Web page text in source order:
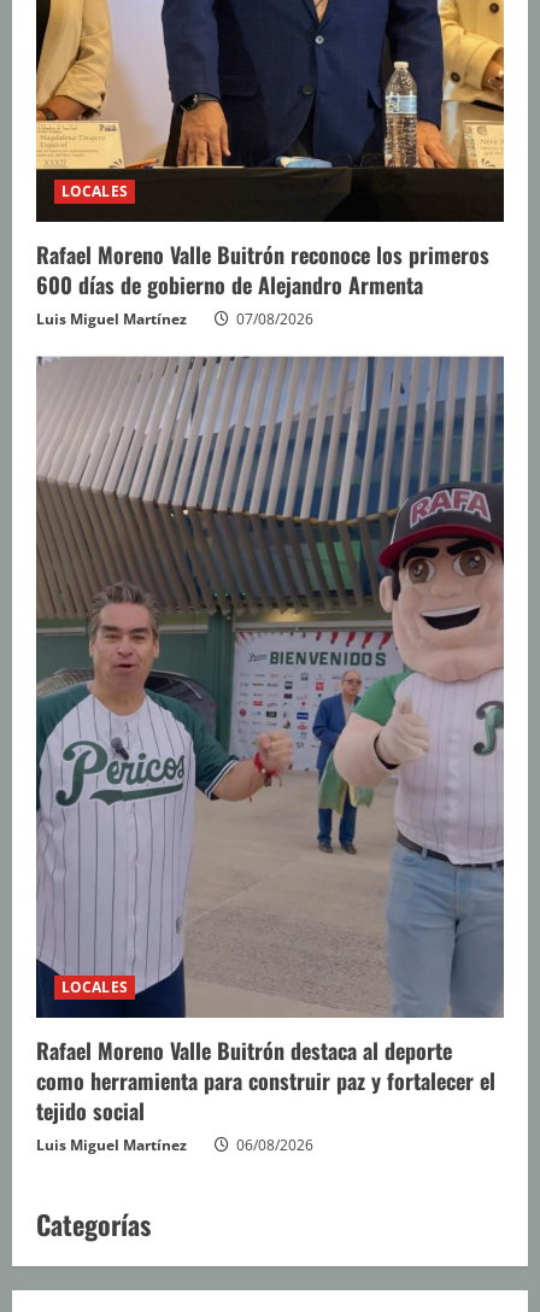
LOCALES
Rafael Moreno Valle Buitrón reconoce los primeros
600 días de gobierno de Alejandro Armenta
Luis Miguel Martínez 07/08/2026
LOCALES
Rafael Moreno Valle Buitrón destaca al deporte
como herramienta para construir paz y fortalecer el
tejido social
Luis Miguel Martínez 06/08/2026
Categorías